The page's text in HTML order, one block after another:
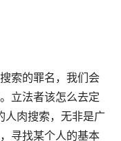
索的罪名，我们会
立法者该怎么去定
人肉搜索，无非是广
寻找某个人的基本